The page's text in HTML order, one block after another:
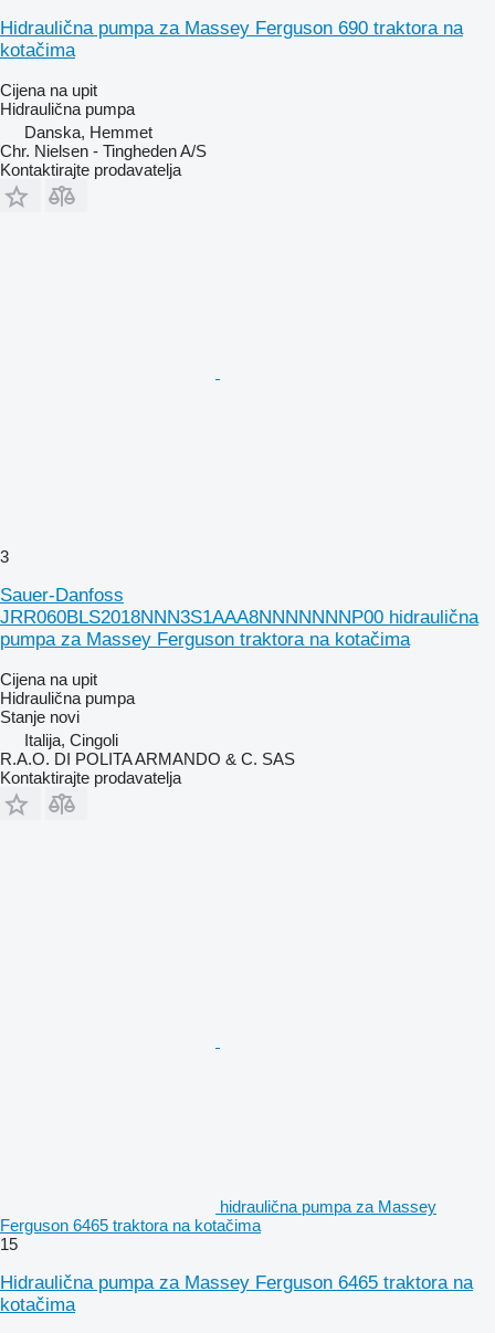
Hidraulična pumpa za Massey Ferguson 690 traktora na
kotačima
Cijena na upit
Hidraulična pumpa
Danska, Hemmet
Chr. Nielsen - Tingheden A/S
Kontaktirajte prodavatelja
3
Sauer-Danfoss
JRR060BLS2018NNN3S1AAA8NNNNNNNP00 hidraulična
pumpa za Massey Ferguson traktora na kotačima
Cijena na upit
Hidraulična pumpa
Stanje novi
Italija, Cingoli
R.A.O. DI POLITA ARMANDO & C. SAS
Kontaktirajte prodavatelja
hidraulična pumpa za Massey
Ferguson 6465 traktora na kotačima
15
Hidraulična pumpa za Massey Ferguson 6465 traktora na
kotačima